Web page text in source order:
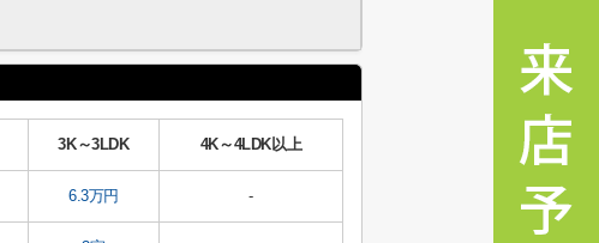
3K～3LDK 4K～4LDK以上
6.3万円 -